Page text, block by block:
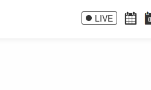
LIVE